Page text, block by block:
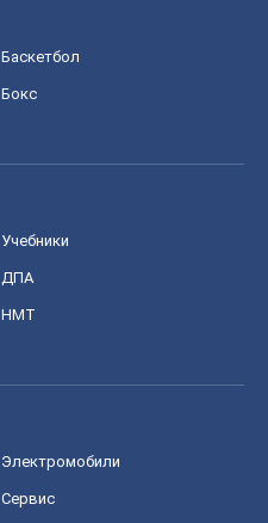
Баскетбол
Бокс
Учебники
ДПА
НМТ
Электромобили
Сервис